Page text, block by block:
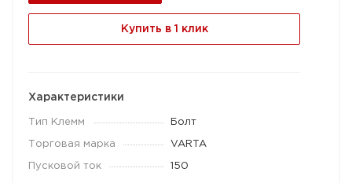
Купить в 1 клик
Характеристики
Тип Клемм Болт
Торговая марка VARTA
Пусковой ток 150